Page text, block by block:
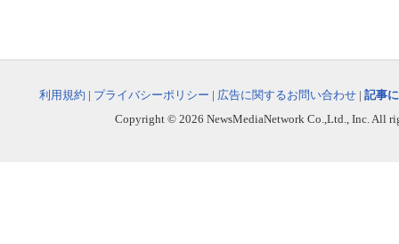
利用規約 | プライバシーポリシー | 広告に関するお問い合わせ | 記事
Copyright © 2026 NewsMediaNetwork Co.,Ltd., Inc. All